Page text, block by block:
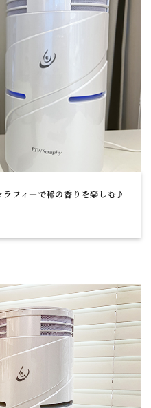
フィ―で稀の香りを楽しむ♪